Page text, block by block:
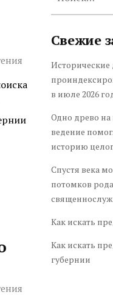
Свежие
в июле 2026
Одно древо на
ведение
историю
Спустя века
потомков рода
Как искать
Как искать
губернии